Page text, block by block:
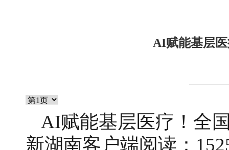
AI赋能基层
AI赋能基层医疗！全
新湖南客户端阅读：